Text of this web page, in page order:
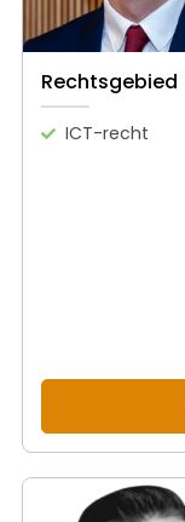
Rechtsgebied
ICT-recht